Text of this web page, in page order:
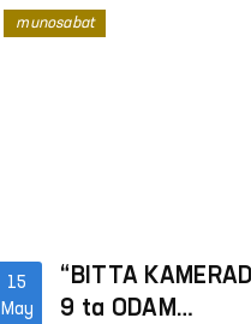
tomonidan muassasa
bayon etilgan.
15
May
“BITTA
9 ta ODAM
munosabat